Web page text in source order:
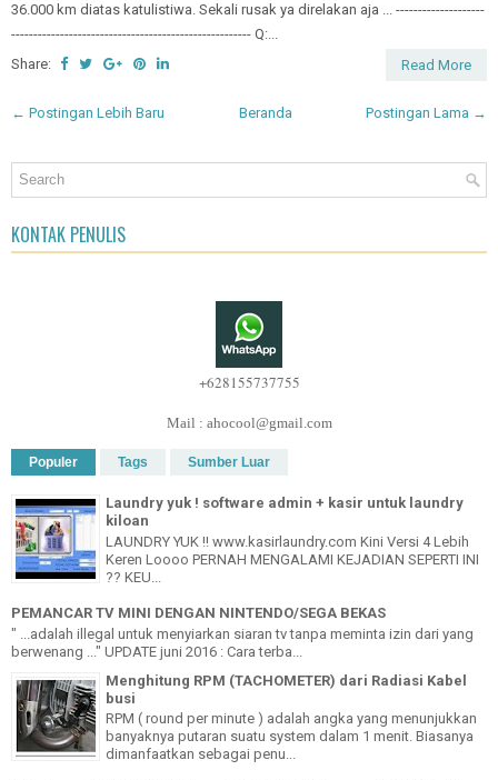
36.000 km diatas katulistiwa. Sekali rusak ya direlakan aja ... --------------------
------------------------------------------------------ Q:...
Share:
Read More
← Postingan Lebih Baru Postingan Lama →
Beranda
KONTAK PENULIS
+628155737755
Mail : ahocool@gmail.com
Populer Tags Sumber Luar
Laundry yuk ! software admin + kasir untuk laundry
kiloan
LAUNDRY YUK !! www.kasirlaundry.com Kini Versi 4 Lebih
Keren Loooo PERNAH MENGALAMI KEJADIAN SEPERTI INI
?? KEU...
PEMANCAR TV MINI DENGAN NINTENDO/SEGA BEKAS
" ...adalah illegal untuk menyiarkan siaran tv tanpa meminta izin dari yang
berwenang ..." UPDATE juni 2016 : Cara terba...
Menghitung RPM (TACHOMETER) dari Radiasi Kabel
busi
RPM ( round per minute ) adalah angka yang menunjukkan
banyaknya putaran suatu system dalam 1 menit. Biasanya
dimanfaatkan sebagai penu...